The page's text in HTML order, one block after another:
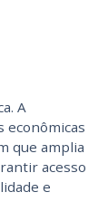
A
econômicas
que amplia
acesso
e